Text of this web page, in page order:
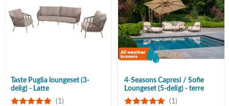
Taste Puglia loungeset (3-
delig) - Latte
(1)
4-Seasons Capresi / Sofie
Loungeset (5-delig) - terre
(1)